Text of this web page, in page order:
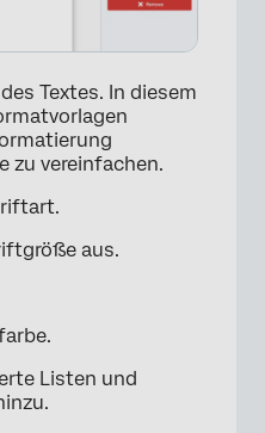
Textes. In diesem
zu vereinfachen.
aus.
Listen und